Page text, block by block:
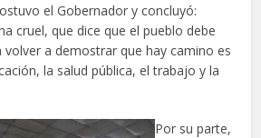
el Gobernador y concluyó:
cruel, que dice que el pueblo debe
volver a demostrar que hay camino es
la salud pública, el trabajo y la
Por su parte,